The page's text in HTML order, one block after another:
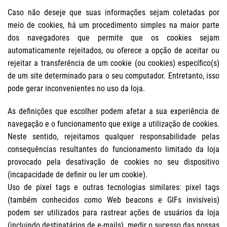
Caso não deseje que suas informações sejam coletadas por
meio de cookies, há um procedimento simples na maior parte
dos navegadores que permite que os cookies sejam
automaticamente rejeitados, ou oferece a opção de aceitar ou
rejeitar a transferência de um cookie (ou cookies) específico(s)
de um site determinado para o seu computador. Entretanto, isso
pode gerar inconvenientes no uso da loja.
As definições que escolher podem afetar a sua experiência de
navegação e o funcionamento que exige a utilização de cookies.
Neste sentido, rejeitamos qualquer responsabilidade pelas
consequências resultantes do funcionamento limitado da loja
provocado pela desativação de cookies no seu dispositivo
(incapacidade de definir ou ler um cookie).
Uso de pixel tags e outras tecnologias similares: pixel tags
(também conhecidos como Web beacons e GIFs invisíveis)
podem ser utilizados para rastrear ações de usuários da loja